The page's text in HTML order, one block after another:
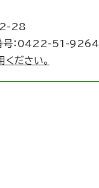
2-28
号：0422-51-9264
ださい。